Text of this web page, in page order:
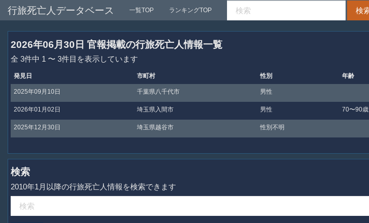
行旅死亡人データベース 一覧TOP ランキングTOP
2026年06月30日 官報掲載の行旅死亡人情報一覧
全 3件中 1 〜 3件目を表示しています
発見日 市町村 性別 年齢
2025年09月10日 千葉県八千代市 男性
2026年01月02日 埼玉県入間市 男性 70〜90歳
2025年12月30日 埼玉県越谷市 性別不明
検索
2010年1月以降の行旅死亡人情報を検索できます